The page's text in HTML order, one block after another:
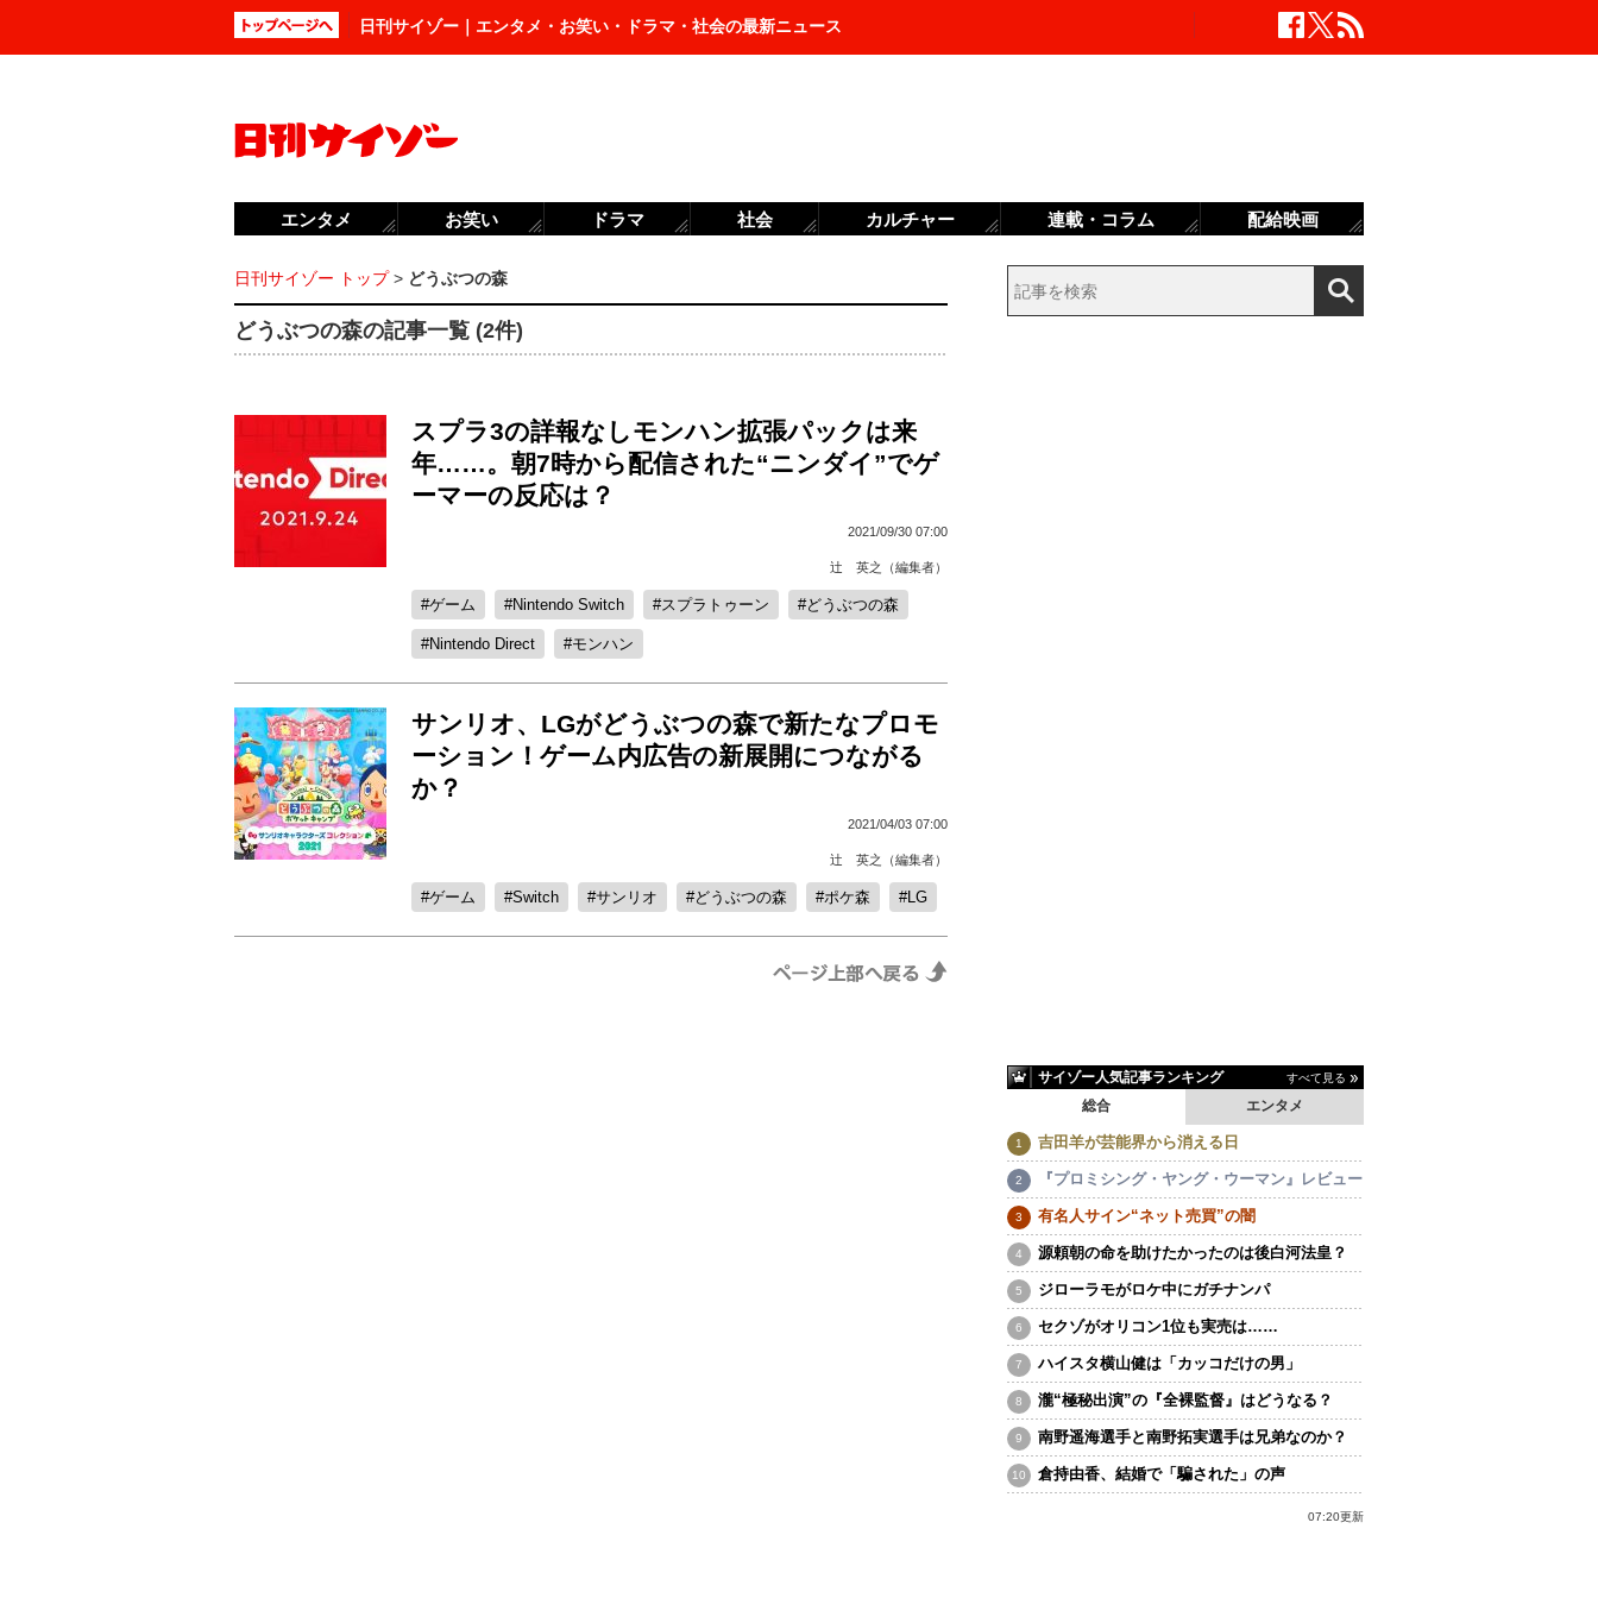
日刊サイゾー｜エンタメ・お笑い・ドラマ・社会の最新ニュース
日刊サイゾー トップ> どうぶつの森
どうぶつの森の記事一覧 (2件)
スプラ3の詳報なしモンハン拡張パックは来
年……。朝7時から配信された“ニンダイ”でゲ
ーマーの反応は？
2021/09/30 07:00
辻 英之（編集者）
ゲーム Nintendo Switch スプラトゥーン どうぶつの森
Nintendo Direct モンハン
サンリオ、LGがどうぶつの森で新たなプロモ
ーション！ゲーム内広告の新展開につながる
か？
2021/04/03 07:00
辻 英之（編集者）
ゲーム Switch サンリオ どうぶつの森 ポケ森 LG
サイゾー人気記事ランキング すべて見る
エンタメ
総合
吉田羊が芸能界から消える日
『プロミシング・ヤング・ウーマン』レビュー
有名人サイン“ネット売買”の闇
源頼朝の命を助けたかったのは後白河法皇？
ジローラモがロケ中にガチナンパ
セクゾがオリコン1位も実売は……
ハイスタ横山健は「カッコだけの男」
瀧“極秘出演”の『全裸監督』はどうなる？
南野遥海選手と南野拓実選手は兄弟なのか？
倉持由香、結婚で「騙された」の声
07:20更新
エンタメ お笑い ドラマ 社会 カルチャー 連載・コラム 配給映画